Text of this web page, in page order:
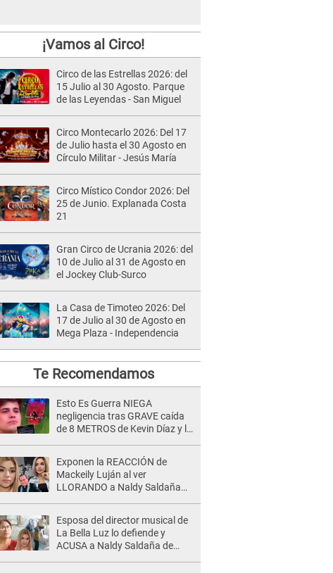
¡Vamos al Circo!
Circo de las Estrellas 2026: del
15 Julio al 30 Agosto. Parque
de las Leyendas - San Miguel
Circo Montecarlo 2026: Del 17
de Julio hasta el 30 Agosto en
Círculo Militar - Jesús María
Circo Místico Condor 2026: Del
25 de Junio. Explanada Costa
21
Gran Circo de Ucrania 2026: del
10 de Julio al 31 de Agosto en
el Jockey Club-Surco
La Casa de Timoteo 2026: Del
17 de Julio al 30 de Agosto en
Mega Plaza - Independencia
Te Recomendamos
Esto Es Guerra NIEGA
negligencia tras GRAVE caída
de 8 METROS de Kevin Díaz y lo
Exponen la REACCIÓN de
Mackeily Luján al ver
LLORANDO a Naldy Saldaña
Esposa del director musical de
La Bella Luz lo defiende y
ACUSA a Naldy Saldaña de